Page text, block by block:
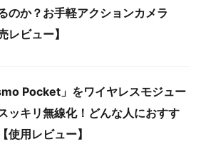
のか？お手軽アクションカメラ
レビュー】
Pocket」をワイヤレスモジュー
ッキリ無線化！どんな人におすす
使用レビュー】